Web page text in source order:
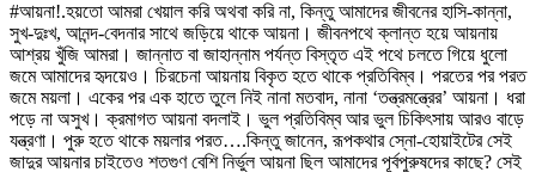
#আয়না!.হয়তো আমরা খেয়াল করি অথবা করি না, কিন্তু আমাদের জীবনের হাসি-কান্না,
সুখ-দুঃখ, আনন্দ-বেদনার সাথে জড়িয়ে থাকে আয়না। জীবনপথে ক্লান্ত হয়ে আয়নায়
আশ্রয় খুঁজি আমরা। জান্নাত বা জাহান্নাম পর্যন্ত বিস্তৃত এই পথে চলতে গিয়ে ধুলো
জমে আমাদের হৃদয়েও। চিরচেনা আয়নায় বিকৃত হতে থাকে প্রতিবিম্ব। পরতের পর পরত
জমে ময়লা। একের পর এক হাতে তুলে নিই নানা মতবাদ, নানা ‘তন্ত্রমন্ত্রের’ আয়না। ধরা
পড়ে না অসুখ। ক্রমাগত আয়না বদলাই। ভুল প্রতিবিম্ব আর ভুল চিকিৎসায় আরও বাড়ে
যন্ত্রণা। পুরু হতে থাকে ময়লার পরত….কিন্তু জানেন, রূপকথার স্নো-হোয়াইটের সেই
জাদুর আয়নার চাইতেও শতগুণ বেশি নির্ভুল আয়না ছিল আমাদের পূর্বপুরুষদের কাছে? সেই